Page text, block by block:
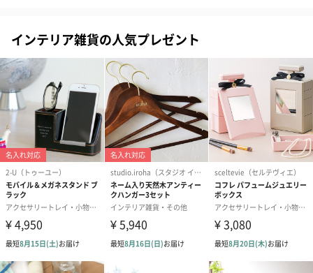
インテリア雑貨の人気プレゼント